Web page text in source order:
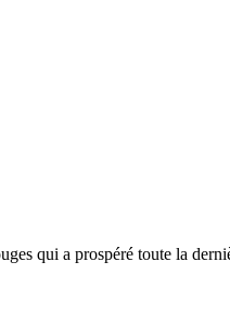
qui a prospéré toute la